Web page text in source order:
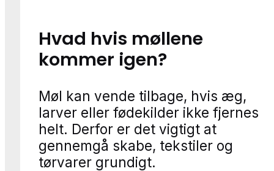
Hvad hvis møllene
kommer igen?
Møl kan vende tilbage, hvis æg,
larver eller fødekilder ikke fjernes
helt. Derfor er det vigtigt at
gennemgå skabe, tekstiler og
tørvarer grundigt.